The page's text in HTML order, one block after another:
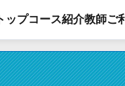
ップコース紹介教師ご